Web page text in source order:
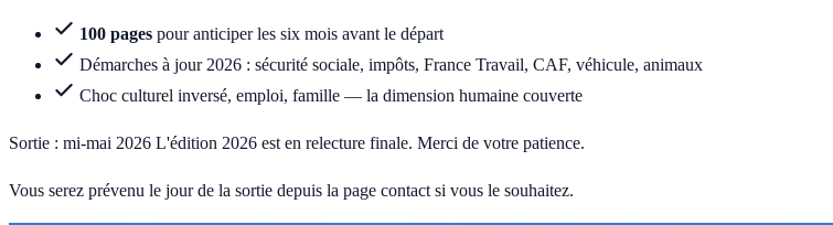
100 pages pour anticiper les six mois avant le départ
Démarches à jour 2026 : sécurité sociale, impôts, France Travail, CAF, véhicule, animaux
Choc culturel inversé, emploi, famille — la dimension humaine couverte
Sortie : mi-mai 2026 L'édition 2026 est en relecture finale. Merci de votre patience.
Vous serez prévenu le jour de la sortie depuis la page contact si vous le souhaitez.